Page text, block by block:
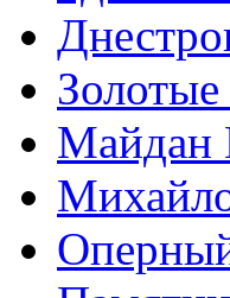
Майдан